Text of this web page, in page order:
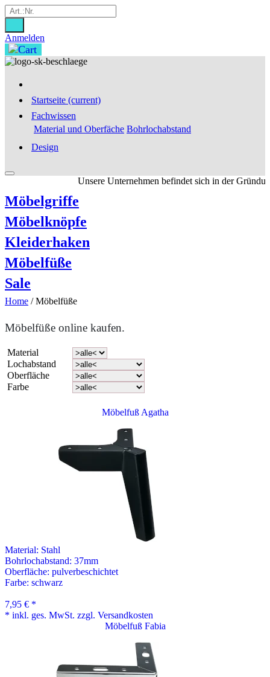
Anmelden
Startseite (current)
Fachwissen
Material und Oberfäche Bohrlochabstand
Design
Unsere Unternehmen befindet sich in der
Möbelgriffe
Möbelknöpfe
Kleiderhaken
Möbelfüße
Sale
Home /Möbelfüße
Möbelfüße online kaufen.
Material
Lochabstand
Oberfläche
Farbe
Möbelfuß Agatha
Material: Stahl
Bohrlochabstand: 37mm
Oberfläche: pulverbeschichtet
Farbe: schwarz
7,95 € *
* inkl. ges. MwSt. zzgl. Versandkosten
Möbelfuß Fabia